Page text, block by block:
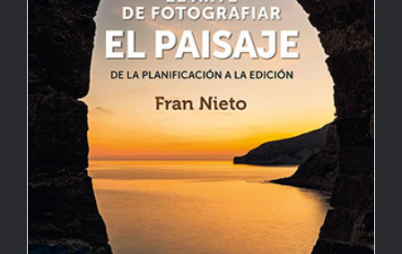
¡Nuevo libro!